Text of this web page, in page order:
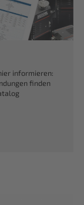
informieren:
finden